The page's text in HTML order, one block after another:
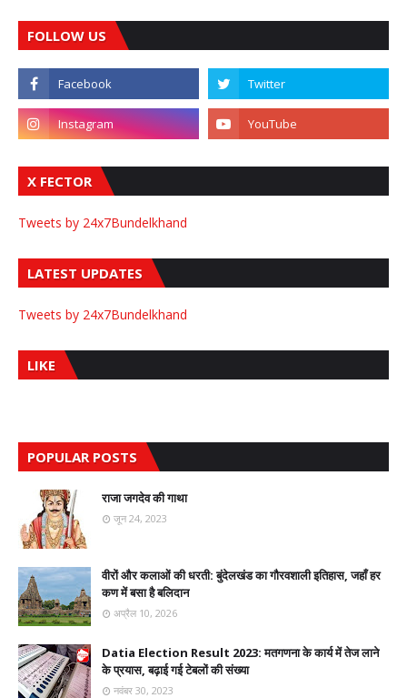
FOLLOW US
X FECTOR
Tweets by 24x7Bundelkhand
LATEST UPDATES
Tweets by 24x7Bundelkhand
LIKE
POPULAR POSTS
राजा जगदेव की गाथा
जून 24, 2023
वीरों और कलाओं की धरती: बुंदेलखंड का गौरवशाली इतिहास, जहाँ हर
कण में बसा है बलिदान
अप्रैल 10, 2026
Datia Election Result 2023: मतगणना के कार्य में तेज लाने
के प्रयास, बढ़ाई गई टेबलों की संख्या
नवंबर 30, 2023